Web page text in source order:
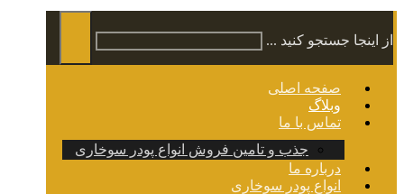
از اینجا جستجو کنید ...
صفحه اصلی
وبلاگ
تماس با ما
جذب و تامین فروش انواع پودر سوخاری
درباره ما
انواع پودر سوخاری